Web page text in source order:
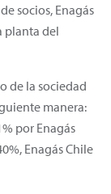
socios, Enagás
planta del
de la sociedad
manera:
por Enagás
Enagás Chile